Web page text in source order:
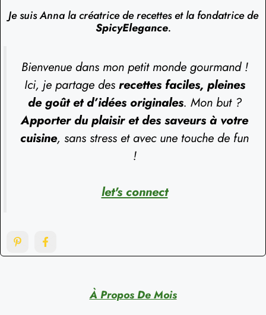
Je suis Anna la créatrice de recettes et la fondatrice de
SpicyElegance.
Bienvenue dans mon petit monde gourmand !
Ici, je partage des recettes faciles, pleines
de goût et d’idées originales. Mon but ?
Apporter du plaisir et des saveurs à votre
cuisine, sans stress et avec une touche de fun
!
let's connect
À Propos De Mois